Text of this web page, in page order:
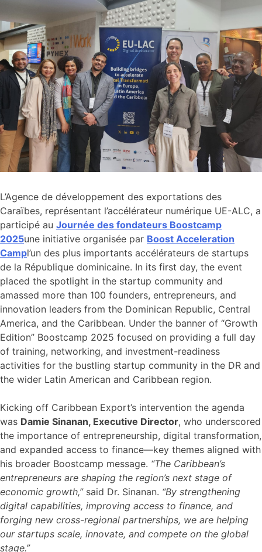
L’Agence de développement des exportations des
Caraïbes, représentant l’accélérateur numérique UE-ALC, a
participé au Journée des fondateurs Boostcamp
2025une initiative organisée par Boost Acceleration
Campl’un des plus importants accélérateurs de startups
de la République dominicaine. In its first day, the event
placed the spotlight in the startup community and
amassed more than 100 founders, entrepreneurs, and
innovation leaders from the Dominican Republic, Central
America, and the Caribbean. Under the banner of “Growth
Edition” Boostcamp 2025 focused on providing a full day
of training, networking, and investment-readiness
activities for the bustling startup community in the DR and
the wider Latin American and Caribbean region.
Kicking off Caribbean Export’s intervention the agenda
was Damie Sinanan, Executive Director, who underscored
the importance of entrepreneurship, digital transformation,
and expanded access to finance—key themes aligned with
his broader Boostcamp message. “The Caribbean’s
entrepreneurs are shaping the region’s next stage of
economic growth,”said Dr. Sinanan. “By strengthening
digital capabilities, improving access to finance, and
forging new cross-regional partnerships, we are helping
our startups scale, innovate, and compete on the global
stage.”